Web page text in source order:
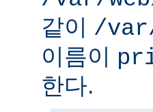
같이 /
이름이
한다.